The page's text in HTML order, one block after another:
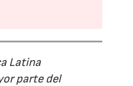
Latina
parte del